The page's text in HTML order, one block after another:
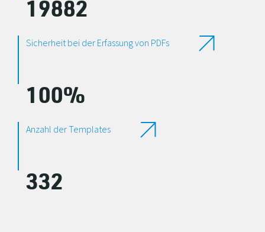
19882
Sicherheit bei der Erfassung von PDFs
100%
Anzahl der Templates
332